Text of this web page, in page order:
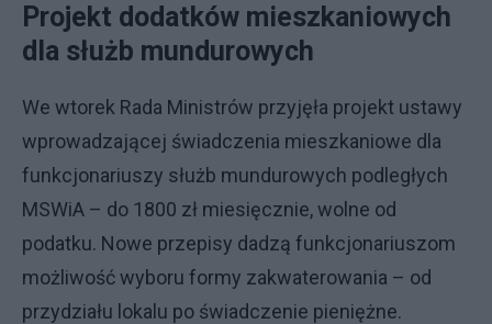
Projekt dodatków mieszkaniowych
dla służb mundurowych
We wtorek Rada Ministrów przyjęła projekt ustawy
wprowadzającej świadczenia mieszkaniowe dla
funkcjonariuszy służb mundurowych podległych
MSWiA – do 1800 zł miesięcznie, wolne od
podatku. Nowe przepisy dadzą funkcjonariuszom
możliwość wyboru formy zakwaterowania – od
przydziału lokalu po świadczenie pieniężne.